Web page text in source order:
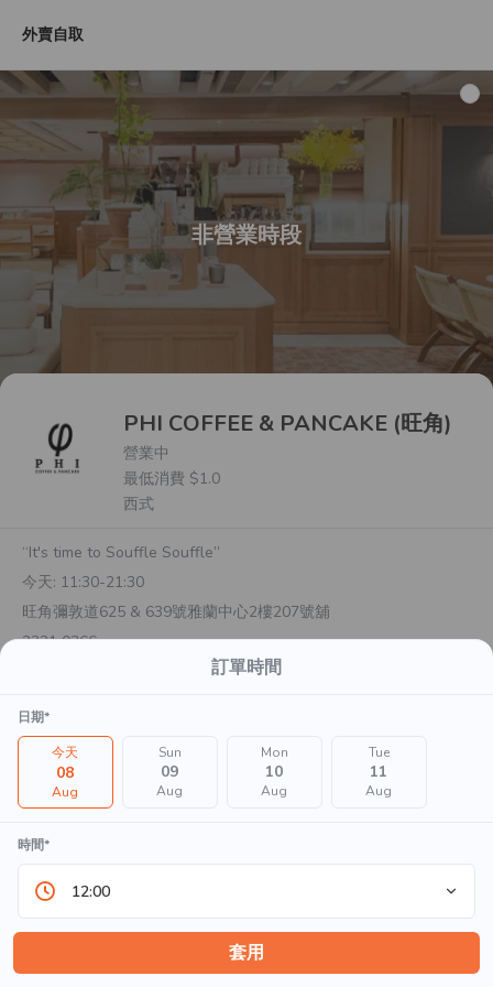
訂單時間
日期*
今天
08
Aug
Sun
09
Aug
Mon
10
Aug
Tue
11
Aug
時間*
12:00
套用
外賣自取
非營業時段
PHI COFFEE & PANCAKE (旺角)
營業中
最低消費 $1.0
西式
“It's time to Souffle Souffle”
今天: 11:30-21:30
旺角彌敦道625 & 639號雅蘭中心2樓207號舖
2321 0366
PHI網店新年限定外賣套餐，輸入優惠碼: PHI2025，即可享9
折優惠
*商品數量有限，售完即止
*此優惠每單僅限使用一次
*此優惠不可與其它優惠同時使用
*此優惠僅適用於PHI Coffee & Pancake網店外賣自取，不可
外賣網店限定套餐 梳乎厘 Light Main Dish